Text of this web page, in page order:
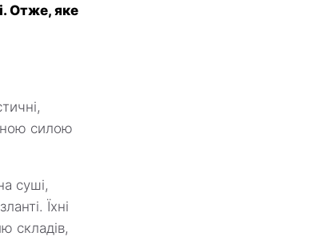
Отже, яке
силою
суші,
Їхні
складів,